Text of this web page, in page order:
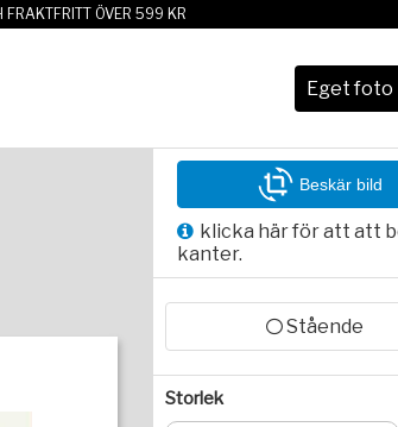
FRAKTFRITT ÖVER 599 KR
Eget foto
Beskär bild
klicka här för att att
kanter.
Stående
Storlek